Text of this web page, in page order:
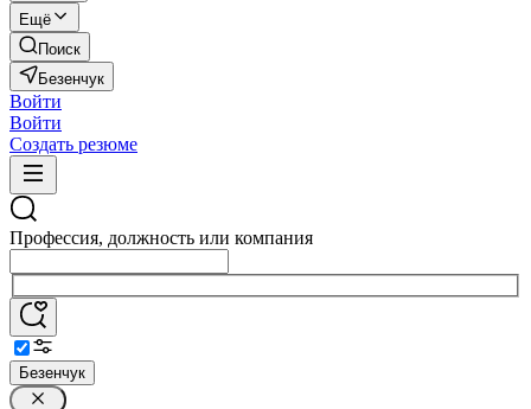
Ещё
Поиск
Безенчук
Войти
Войти
Создать резюме
Профессия, должность или компания
Безенчук